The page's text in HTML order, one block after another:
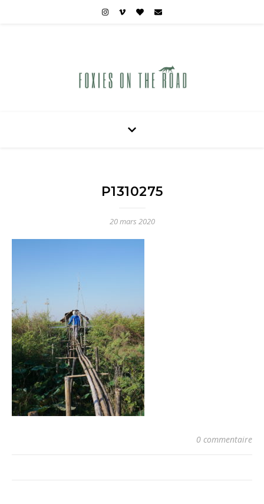
P1310275
20 mars 2020
0 commentaire